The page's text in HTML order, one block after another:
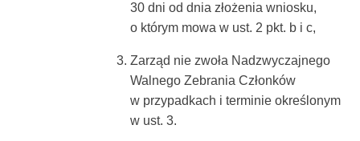
30 dni od dnia złożenia wniosku,
o którym mowa w ust. 2 pkt. b i c,
Zarząd nie zwoła Nadzwyczajnego
Walnego Zebrania Członków
w przypadkach i terminie określonym
w ust. 3.